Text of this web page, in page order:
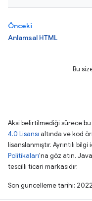
Önceki
Anlamsal HTML
Bu
Aksi belirtilmediği sürece
4.0 Lisansı altında ve kod
lisanslanmıştır. Ayrıntılı bilgi
Politikaları'na göz atın.
tescilli ticari markasıdır.
Son güncelleme tarihi: